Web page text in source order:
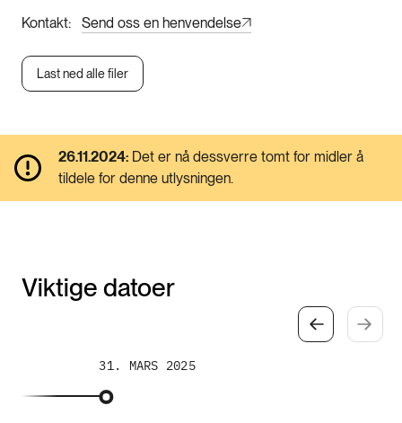
Kontakt
Send oss en henvendelse
Last ned alle filer
26.11.2024: Det er nå dessverre tomt for midler å
tildele for denne utlysningen.
Viktige datoer
31. MARS 2025